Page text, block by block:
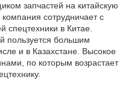
запчастей на китайскую
сотрудничает с
спецтехники в Китае.
пользуется большим
и в Казахстане. Высокое
по которым возрастает